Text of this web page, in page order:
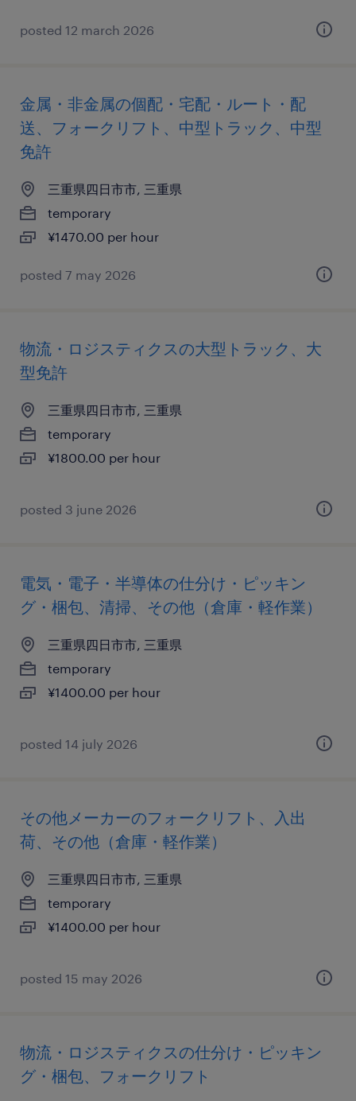
posted 12 march 2026
金属・非金属の個配・宅配・ルート・配
送、フォークリフト、中型トラック、中型
免許
三重県四日市市, 三重県
temporary
¥1470.00 per hour
posted 7 may 2026
物流・ロジスティクスの大型トラック、大
型免許
三重県四日市市, 三重県
temporary
¥1800.00 per hour
posted 3 june 2026
電気・電子・半導体の仕分け・ピッキン
グ・梱包、清掃、その他（倉庫・軽作業）
三重県四日市市, 三重県
temporary
¥1400.00 per hour
posted 14 july 2026
その他メーカーのフォークリフト、入出
荷、その他（倉庫・軽作業）
三重県四日市市, 三重県
temporary
¥1400.00 per hour
posted 15 may 2026
物流・ロジスティクスの仕分け・ピッキン
グ・梱包、フォークリフト